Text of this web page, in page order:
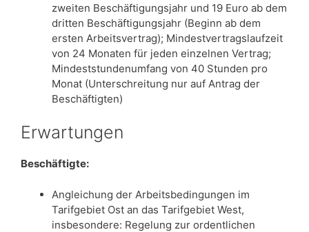
zweiten Beschäftigungsjahr und 19 Euro ab dem
dritten Beschäftigungsjahr (Beginn ab dem
ersten Arbeitsvertrag); Mindestvertragslaufzeit
von 24 Monaten für jeden einzelnen Vertrag;
Mindeststundenumfang von 40 Stunden pro
Monat (Unterschreitung nur auf Antrag der
Beschäftigten)
Erwartungen
Beschäftigte:
Angleichung der Arbeitsbedingungen im
Tarifgebiet Ost an das Tarifgebiet West,
insbesondere: Regelung zur ordentlichen